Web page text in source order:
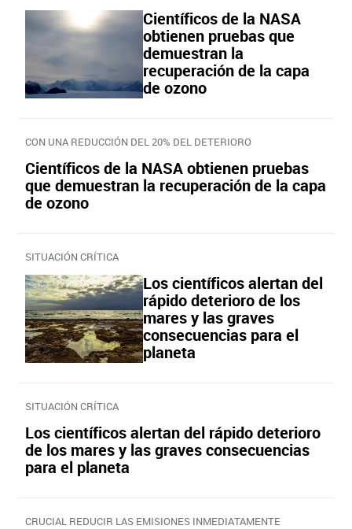
Científicos de la NASA
obtienen pruebas que
demuestran la
recuperación de la capa
de ozono
CON UNA REDUCCIÓN DEL 20% DEL DETERIORO
Científicos de la NASA obtienen pruebas
que demuestran la recuperación de la capa
de ozono
SITUACIÓN CRÍTICA
Los científicos alertan del
rápido deterioro de los
mares y las graves
consecuencias para el
planeta
SITUACIÓN CRÍTICA
Los científicos alertan del rápido deterioro
de los mares y las graves consecuencias
para el planeta
CRUCIAL REDUCIR LAS EMISIONES INMEDIATAMENTE